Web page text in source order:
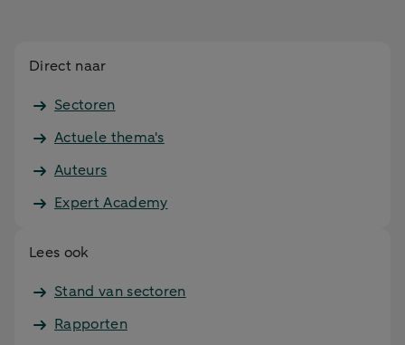
Direct naar
Sectoren
Actuele thema's
Auteurs
Expert Academy
Lees ook
Stand van sectoren
Rapporten